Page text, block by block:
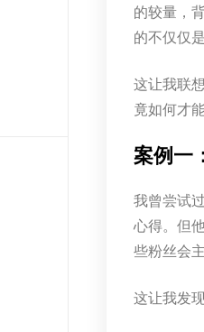
的较量，
的不仅仅
这让我联
竟如何才
案例一
我曾尝试
心得。但
些粉丝会
这让我发